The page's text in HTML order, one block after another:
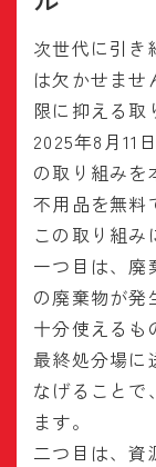
次世代に引き
は欠かせま
限に抑える取
2025年8月11
の取り組みを
不用品を無料
この取り組み
一つ目は、廃
の廃棄物が発
十分使えるも
最終処分場に
なげることで
ます。
二つ目は、資